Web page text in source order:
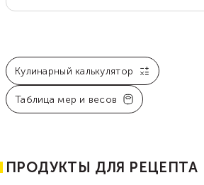
Кулинарный калькулятор
Таблица мер и весов
ПРОДУКТЫ ДЛЯ РЕЦЕПТА